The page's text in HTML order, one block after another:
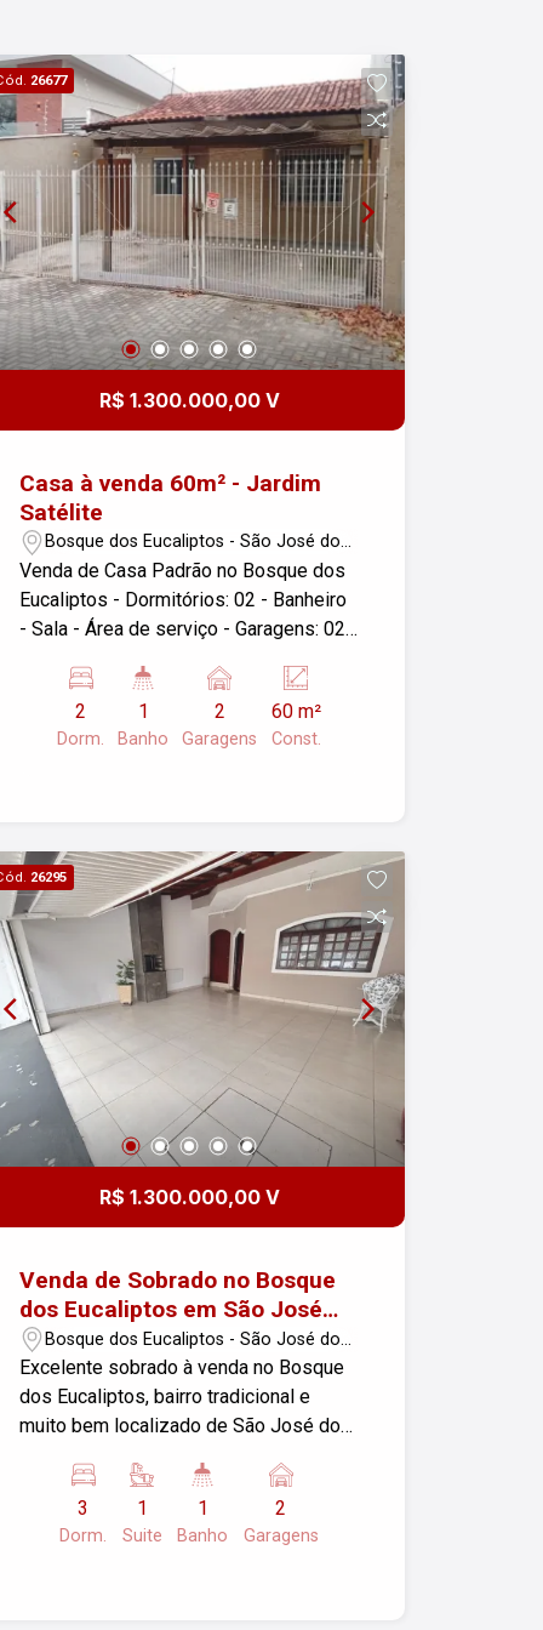
26677
R$ 1.300.000,00 V
Casa à venda 60m² - Jardim
Satélite
Bosque dos Eucaliptos - São José dos
Campos/SP
Venda de Casa Padrão no Bosque dos
Eucaliptos - Dormitórios: 02 - Banheiro
- Sala - Área de serviço - Garagens: 02 -
Terreno: 8x50 m² - Localização: São
José dos Campos/SP Se você estiver
interessado, entre em contato para
2
Dorm.
1
Banho
2
Garagens
60 m²
Const.
26295
R$ 1.300.000,00 V
Venda de Sobrado no Bosque
dos Eucaliptos em São José
dos Campos
Bosque dos Eucaliptos - São José dos
Campos/SP
Excelente sobrado à venda no Bosque
dos Eucaliptos, bairro tradicional e
muito bem localizado de São José dos
distribuídos e acabamento de
qualidade, esta casa é ideal para quem
busca conforto, praticidade e um lar
3
Dorm.
1
Suite
1
Banho
2
Garagens